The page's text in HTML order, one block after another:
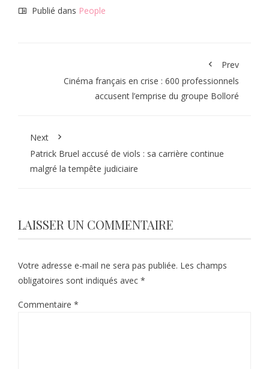
Publié dans People
Prev
Cinéma français en crise : 600 professionnels
accusent l’emprise du groupe Bolloré
Next
Patrick Bruel accusé de viols : sa carrière continue
malgré la tempête judiciaire
LAISSER UN COMMENTAIRE
Votre adresse e-mail ne sera pas publiée. Les champs
obligatoires sont indiqués avec *
Commentaire *